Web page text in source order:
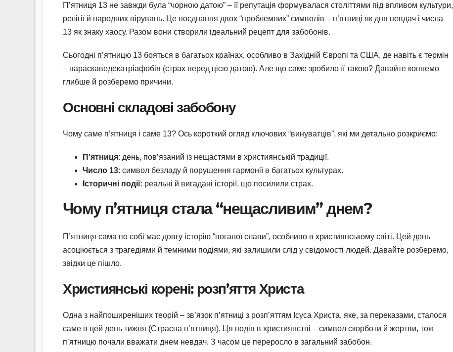
П’ятниця 13 не завжди була “чорною датою” – її репутація формувалася століттями під впливом культури,
релігії й народних вірувань. Це поєднання двох “проблемних” символів – п’ятниці як дня невдач і числа
13 як знаку хаосу. Разом вони створили ідеальний рецепт для забобонів.
Сьогодні п’ятницю 13 бояться в багатьох країнах, особливо в Західній Європі та США, де навіть є термін
– параскаведекатріафобія (страх перед цією датою). Але що саме зробило її такою? Давайте копнемо
глибше й розберемо причини.
Основні складові забобону
Чому саме п’ятниця і саме 13? Ось короткий огляд ключових “винуватців”, які ми детально розкриємо:
П’ятниця: день, пов’язаний із нещастями в християнській традиції.
Число 13: символ безладу й порушення гармонії в багатьох культурах.
Історичні події: реальні й вигадані історії, що посилили страх.
Чому п’ятниця стала “нещасливим” днем?
П’ятниця сама по собі має довгу історію “поганої слави”, особливо в християнському світі. Цей день
асоціюється з трагедіями й темними подіями, які залишили слід у свідомості людей. Давайте розберемо,
звідки це пішло.
Християнські корені: розп’яття Христа
Одна з найпоширеніших теорій – зв’язок п’ятниці з розп’яттям Ісуса Христа, яке, за переказами, сталося
саме в цей день тижня (Страсна п’ятниця). Ця подія в християнстві – символ скорботи й жертви, тож
п’ятницю почали вважати днем невдач. З часом це переросло в загальний забобон.